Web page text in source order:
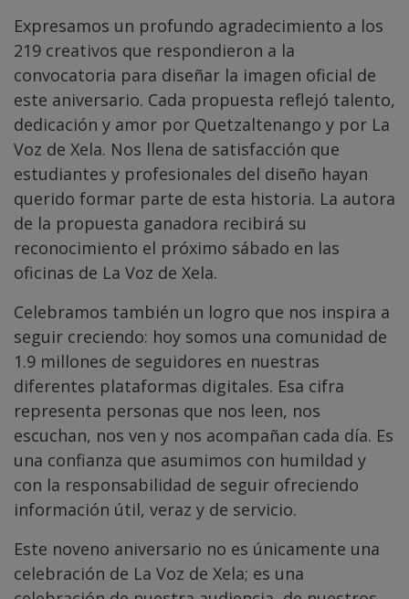
Expresamos un profundo agradecimiento a los
219 creativos que respondieron a la
convocatoria para diseñar la imagen oficial de
este aniversario. Cada propuesta reflejó talento,
dedicación y amor por Quetzaltenango y por La
Voz de Xela. Nos llena de satisfacción que
estudiantes y profesionales del diseño hayan
querido formar parte de esta historia. La autora
de la propuesta ganadora recibirá su
reconocimiento el próximo sábado en las
oficinas de La Voz de Xela.
Celebramos también un logro que nos inspira a
seguir creciendo: hoy somos una comunidad de
1.9 millones de seguidores en nuestras
diferentes plataformas digitales. Esa cifra
representa personas que nos leen, nos
escuchan, nos ven y nos acompañan cada día. Es
una confianza que asumimos con humildad y
con la responsabilidad de seguir ofreciendo
información útil, veraz y de servicio.
Este noveno aniversario no es únicamente una
celebración de La Voz de Xela; es una